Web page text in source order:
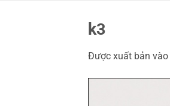
k3
Được xuất bản vào